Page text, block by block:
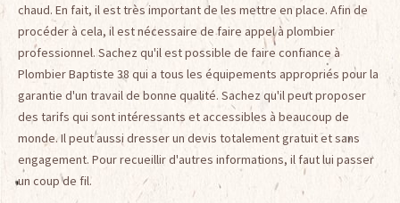
chaud. En fait, il est très important de les mettre en place. Afin de
procéder à cela, il est nécessaire de faire appel à plombier
professionnel. Sachez qu'il est possible de faire confiance à
Plombier Baptiste 38 qui a tous les équipements appropriés pour la
garantie d'un travail de bonne qualité. Sachez qu'il peut proposer
des tarifs qui sont intéressants et accessibles à beaucoup de
monde. Il peut aussi dresser un devis totalement gratuit et sans
engagement. Pour recueillir d'autres informations, il faut lui passer
un coup de fil.